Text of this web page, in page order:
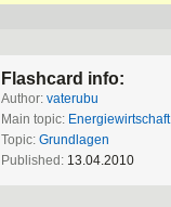
Flashcard info:
Author: vaterubu
Main topic: Energiewirtschaft
Topic: Grundlagen
Published: 13.04.2010